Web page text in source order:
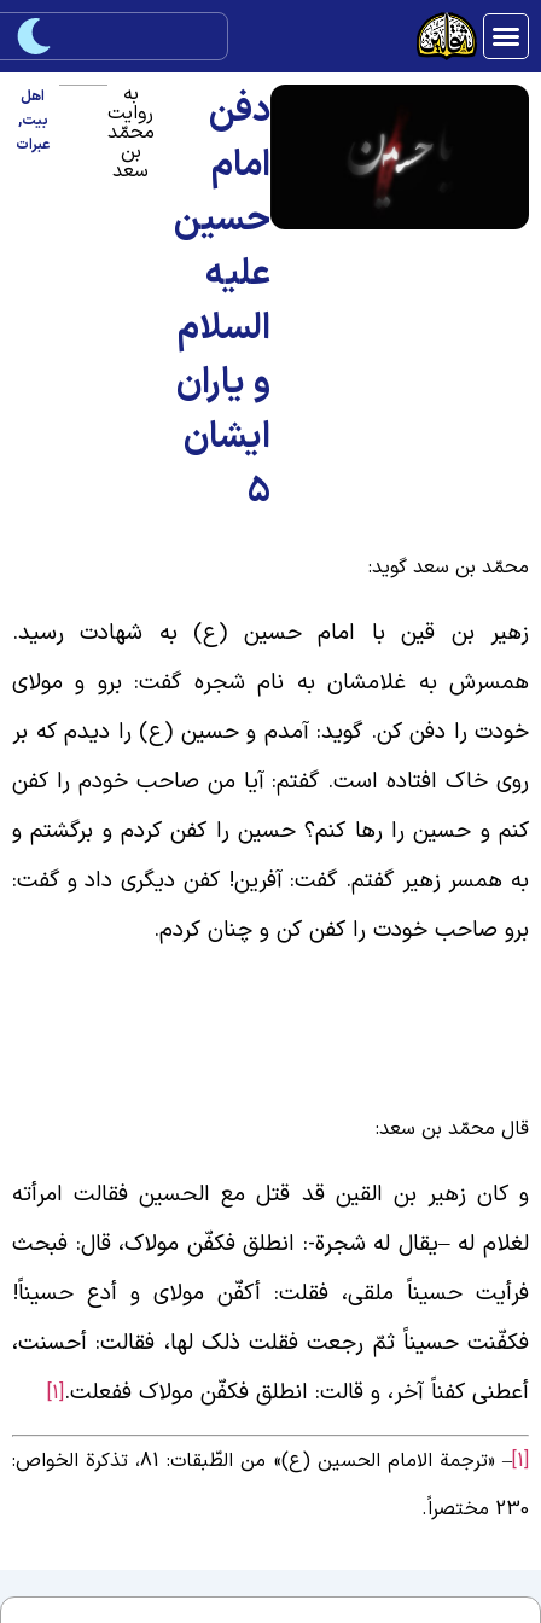
دفن
امام
حسین
علیه
السلام
و یاران
ایشان
5
روایت
محمّد
بن
سعد
اهل
بیت,
عبرات
بن سعد گوید:
بن قین با امام حسین (ع) به شهادت رسید.
به غلامشان به نام شجره گفت: برو و مولای
را دفن کن. گوید: آمدم و حسین (ع) را دیدم که بر
خاک افتاده است. گفتم: آیا من صاحب خودم را کفن
و حسین را رها کنم؟ حسین را کفن کردم و برگشتم و
همسر زهیر گفتم. گفت: آفرین! کفن دیگری داد و گفت:
صاحب خودت را کفن کن و چنان کردم.
محمّد بن سعد:
کان زهیر بن القین قد قتل مع الحسین فقالت امرأته
له– یقال له شجرة-: انطلق فکفّن مولاک، قال: فبحث
حسیناً ملقی، فقلت: أکفّن مولای و أدع حسیناً!
حسیناً ثمّ رجعت فقلت ذلک لها، فقالت: أحسنت،
کفناً آخر، و قالت: انطلق فکفّن مولاک ففعلت.[1]
– «ترجمة الامام الحسین (ع)» من الطّبقات: 81، تذکرة الخواص:
مختصراً.